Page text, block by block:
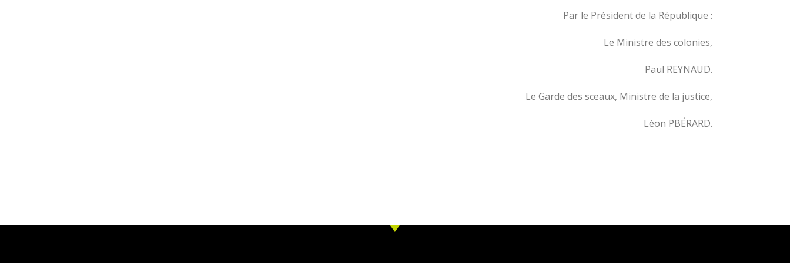
Par le Président de la République :
Le Ministre des colonies,
Paul REYNAUD.
Le Garde des sceaux, Ministre de la justice,
Léon PBÉRARD.